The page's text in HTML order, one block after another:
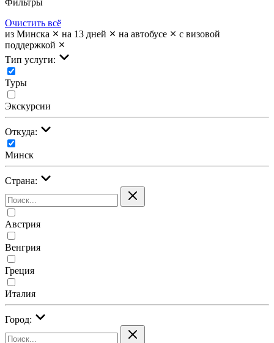
Очистить всё
из Минска
на 13 дней на автобусе
с визовой
поддержкой
Тип услуги:
Туры
Экскурсии
Откуда:
Минск
Страна:
Австрия
Венгрия
Греция
Италия
Город: